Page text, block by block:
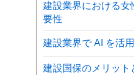
建設業界における女
要性
建設業界で AI を活
建設国保のメリット